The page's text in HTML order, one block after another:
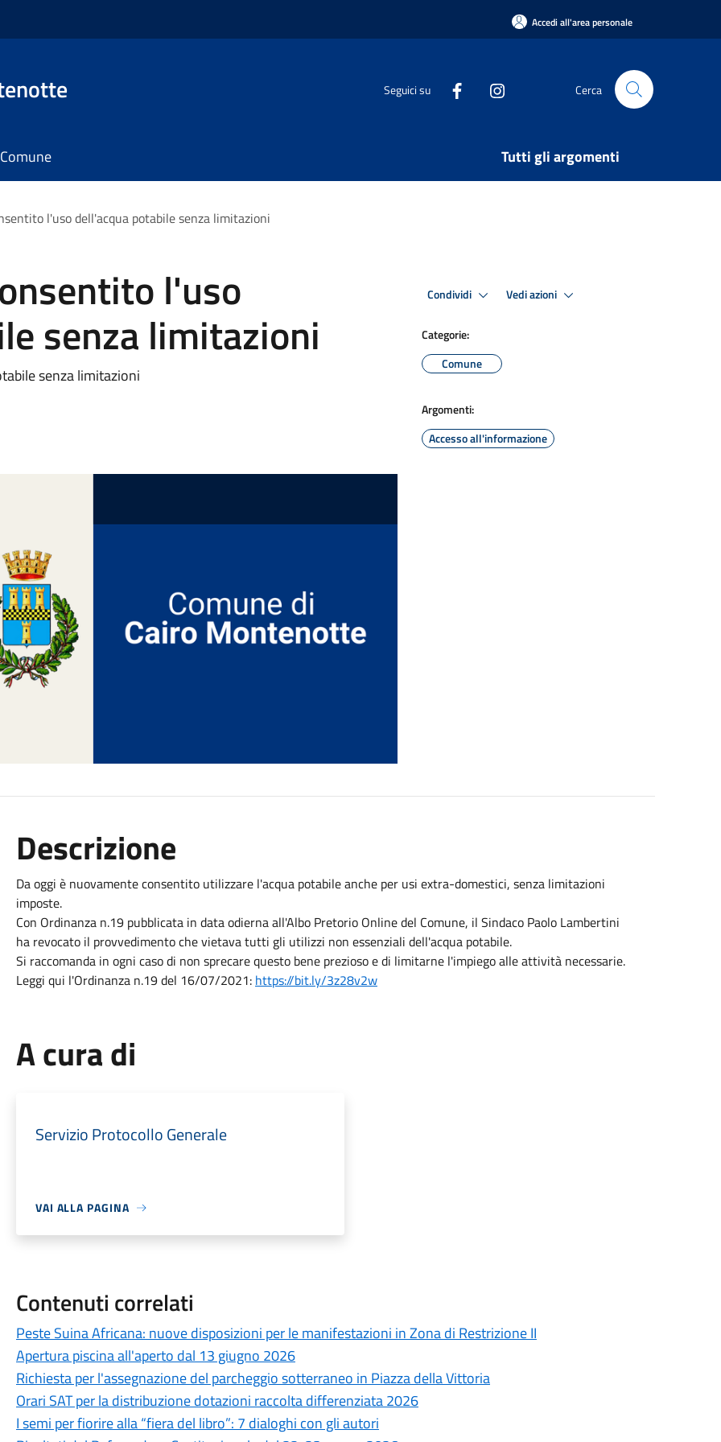
Accedi all'area personale
Seguici su Cerca
Tutti gli argomenti
l'uso dell'acqua potabile senza limitazioni
l'uso
senza limitazioni
senza limitazioni
Condividi Vedi azioni
Categorie:
Comune
Argomenti:
Accesso all'informazione
Descrizione
Da oggi è nuovamente consentito utilizzare l'acqua potabile anche per usi extra-domestici, senza limitazioni
imposte.
Con Ordinanza n.19 pubblicata in data odierna all'Albo Pretorio Online del Comune, il Sindaco Paolo Lambertini
ha revocato il provvedimento che vietava tutti gli utilizzi non essenziali dell'acqua potabile.
Si raccomanda in ogni caso di non sprecare questo bene prezioso e di limitarne l'impiego alle attività necessarie.
Leggi qui l'Ordinanza n.19 del 16/07/2021: https://bit.ly/3z28v2w
A cura di
Servizio Protocollo Generale
VAI ALLA PAGINA
Contenuti correlati
Peste Suina Africana: nuove disposizioni per le manifestazioni in Zona di Restrizione II
Apertura piscina all'aperto dal 13 giugno 2026
Richiesta per l'assegnazione del parcheggio sotterraneo in Piazza della Vittoria
Orari SAT per la distribuzione dotazioni raccolta differenziata 2026
I semi per fiorire alla “fiera del libro”: 7 dialoghi con gli autori